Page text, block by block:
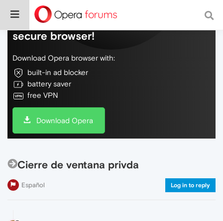
Do more on the web, with a fast and
secure browser!
Download Opera browser with:
built-in ad blocker
battery saver
free VPN
Download Opera
Cierre de ventana privda
Español Log in to reply